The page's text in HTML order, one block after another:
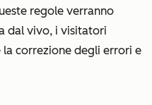
regole verranno
dal vivo, i visitatori
correzione degli errori e